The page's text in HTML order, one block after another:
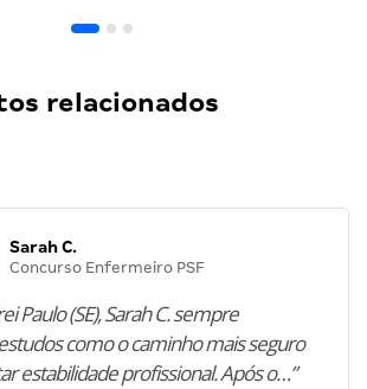
relacionados
Sarah C.
Concurso Enfermeiro PSF
Paulo (SE), Sarah C. sempre
como o caminho mais seguro
estabilidade profissional. Após o…”